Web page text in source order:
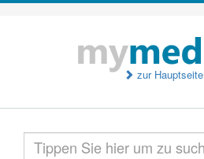
zur Hauptseite